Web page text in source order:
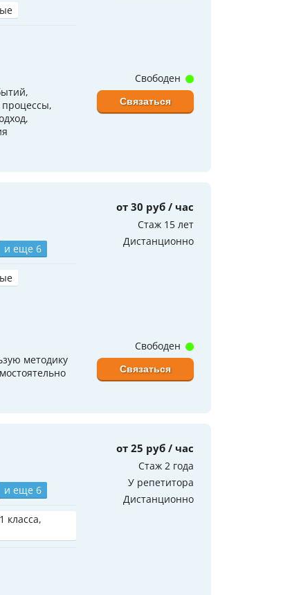
Свободен
Связаться
и еще 6
от 30 руб / час
Стаж 15 лет
Дистанционно
методику
Свободен
Связаться
и еще 6
класса,
от 25 руб / час
Стаж 2 года
У репетитора
Дистанционно